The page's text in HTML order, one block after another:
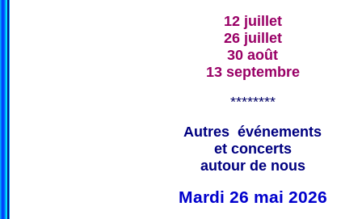
12 juillet
26 juillet
30 août
13 septembre
********
Autres événements
et concerts
autour de nous
Mardi 26 mai 2026